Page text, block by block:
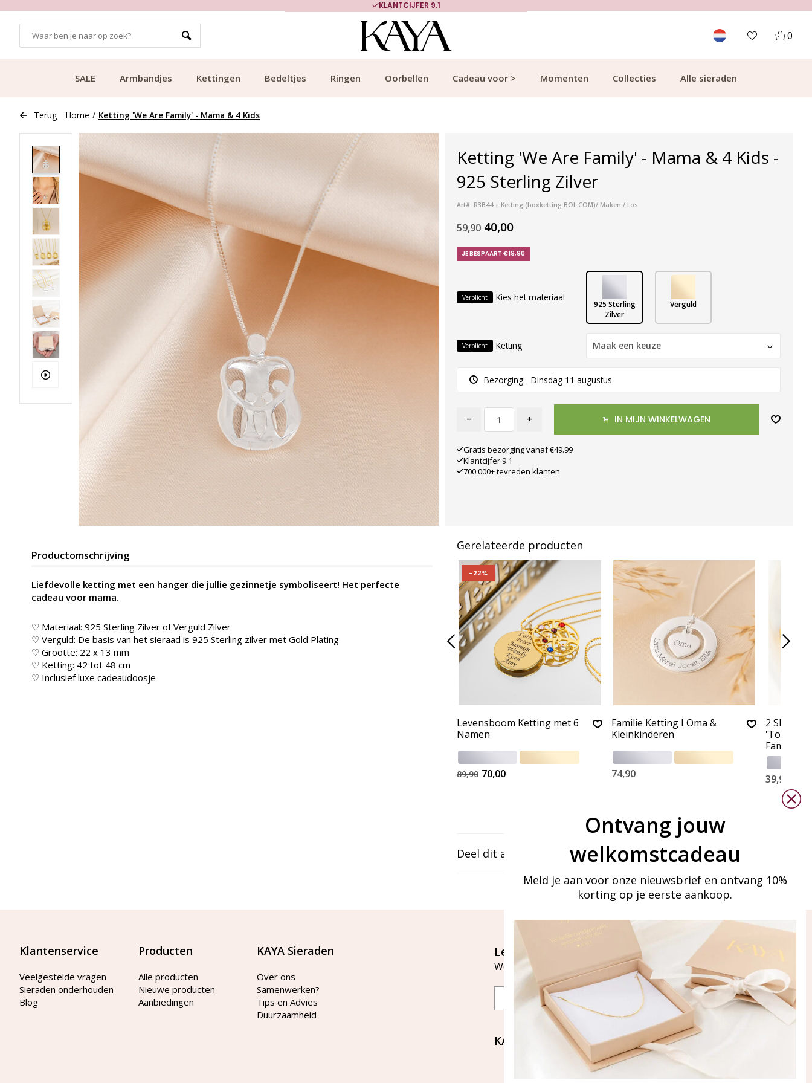
KLANTCIJFER 9.1
0
SALE Armbandjes Kettingen Bedeltjes Ringen Oorbellen Cadeau voor > Momenten Collecties Alle sieraden
Terug Home / Ketting 'We Are Family' - Mama & 4 Kids
Ketting 'We Are Family' - Mama & 4 Kids -
925 Sterling Zilver
Art#: R3B44 + Ketting (boxketting BOL.COM)/ Maken / Los
59,90 40,00
JE BESPAART €19,90
Verplicht Kies het materiaal
925 Sterling
Zilver
Verguld
Verplicht Ketting Maak een keuze
Bezorging: Dinsdag 11 augustus
- + IN MIJN WINKELWAGEN
Gratis bezorging vanaf €49.99
Klantcijfer 9.1
700.000+ tevreden klanten
Productomschrijving
Liefdevolle ketting met een hanger die jullie gezinnetje symboliseert! Het perfecte
cadeau voor mama.
♡ Materiaal: 925 Sterling Zilver of Verguld Zilver
♡ Verguld: De basis van het sieraad is 925 Sterling zilver met Gold Plating
♡ Grootte: 22 x 13 mm
♡ Ketting: 42 tot 48 cm
♡ Inclusief luxe cadeaudoosje
Gerelateerde producten
-22%
Levensboom Ketting met 6
Namen
89,90 70,00
Familie Ketting I Oma &
Kleinkinderen
74,90
2
Family'
39,90
Deel dit artikel
Klantenservice
Veelgestelde vragen
Sieraden onderhouden
Blog
Producten
Alle producten
Nieuwe producten
Aanbiedingen
KAYA Sieraden
Over ons
Samenwerken?
Tips en Advies
Duurzaamheid
Let's stay in touch
Word lid van onze mailinglijst
KAYA Sieraden
Bellen of WhatsApp Ma-Vr
tussen 09:00-17:00
Ontvang jouw
welkomstcadeau
Meld je aan voor onze nieuwsbrief en ontvang 10%
korting op je eerste aankoop.